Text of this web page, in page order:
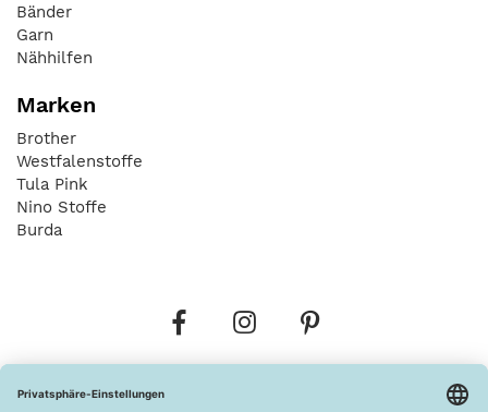
Bänder
Garn
Nähhilfen
Marken
Brother
Westfalenstoffe
Tula Pink
Nino Stoffe
Burda